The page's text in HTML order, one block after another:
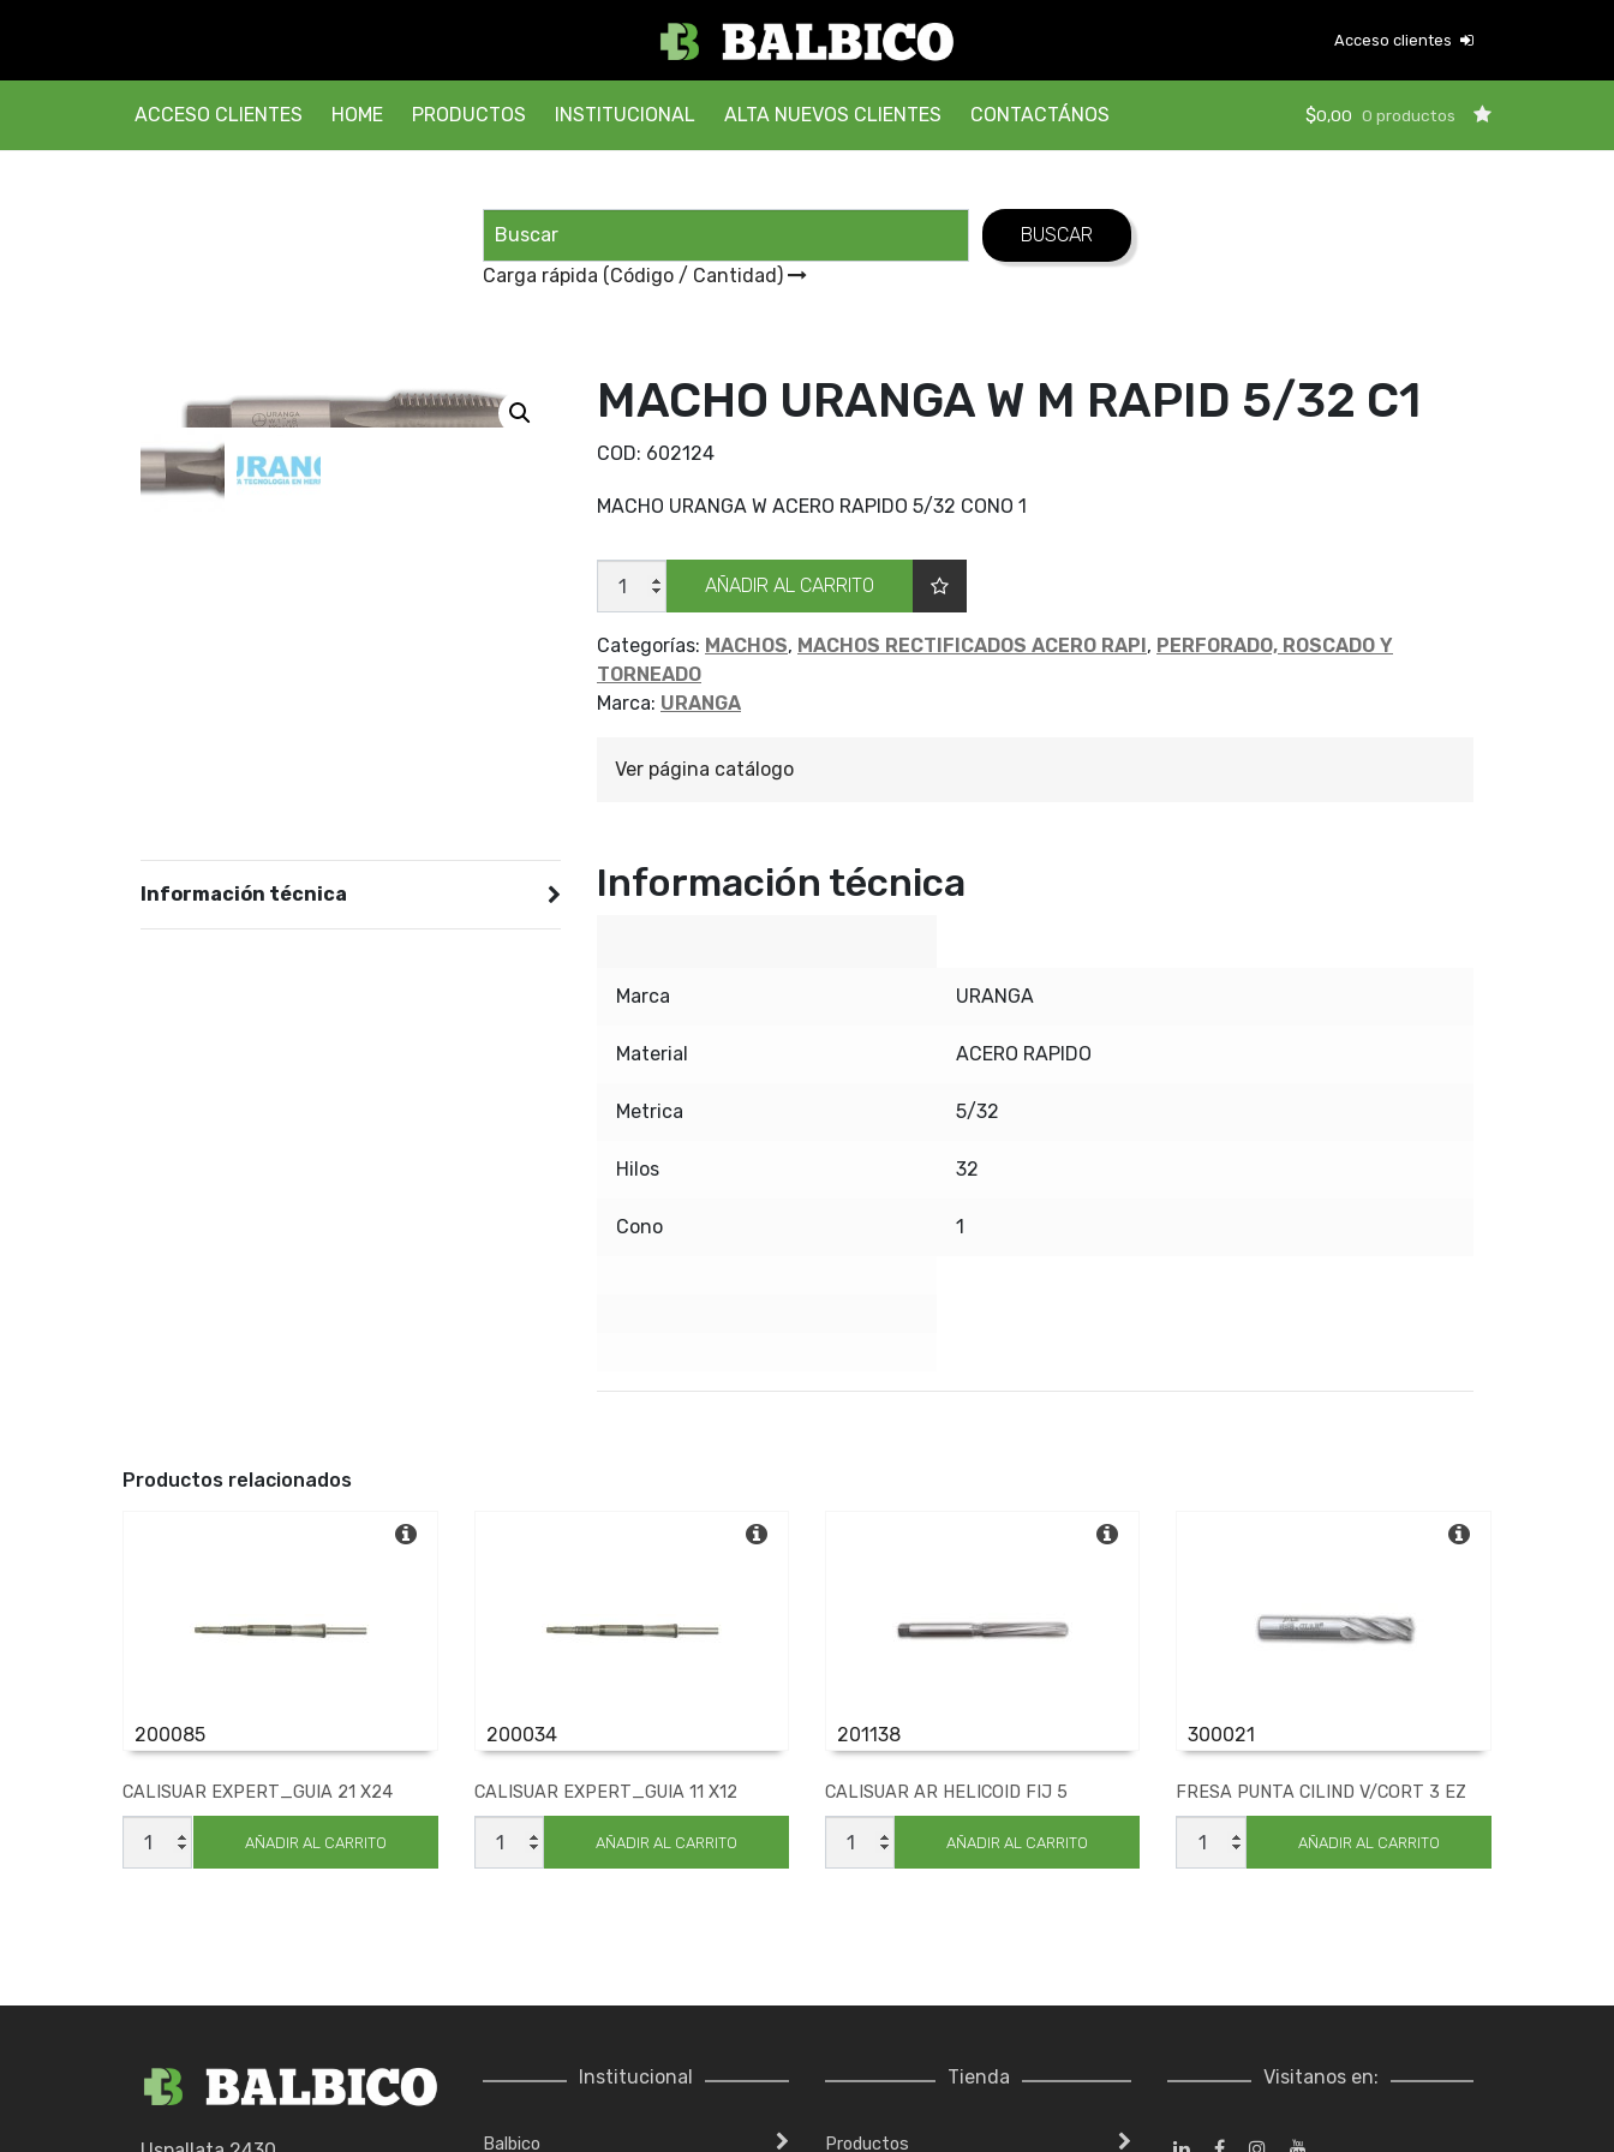
Acceso clientes
ACCESO CLIENTES HOME PRODUCTOS INSTITUCIONAL ALTA NUEVOS CLIENTES CONTACTÁNOS $0,00 0 productos
Carga rápida (Código / Cantidad)
MACHO URANGA W M RAPID 5/32 C1
COD: 602124
MACHO URANGA W ACERO RAPIDO 5/32 CONO 1
MACHO
URANGA
W
RAPID
5/32
C1
cantidad
AÑADIR AL CARRITO
Categorías: MACHOS, MACHOS RECTIFICADOS ACERO RAPI, PERFORADO, ROSCADO Y
TORNEADO
Marca: URANGA
Ver página catálogo
Información técnica Información técnica
Marca URANGA
Material ACERO RAPIDO
Metrica 5/32
Hilos 32
Cono 1
Productos relacionados
200085
CALISUAR EXPERT_GUIA 21 X24
CALISUAR
EXPERT_GUIA
21
AÑADIR AL CARRITO
200034
CALISUAR EXPERT_GUIA 11 X12
CALISUAR
EXPERT_GUIA
11
AÑADIR AL CARRITO
201138
CALISUAR AR HELICOID FIJ 5
CALISUAR
AR
HELICOID
AÑADIR AL CARRITO
300021
FRESA PUNTA CILIND V/CORT 3 EZ
FRESA
PUNTA
CILIND
AÑADIR AL CARRITO
Institucional
Balbico
Tienda
Productos
Visitanos en: